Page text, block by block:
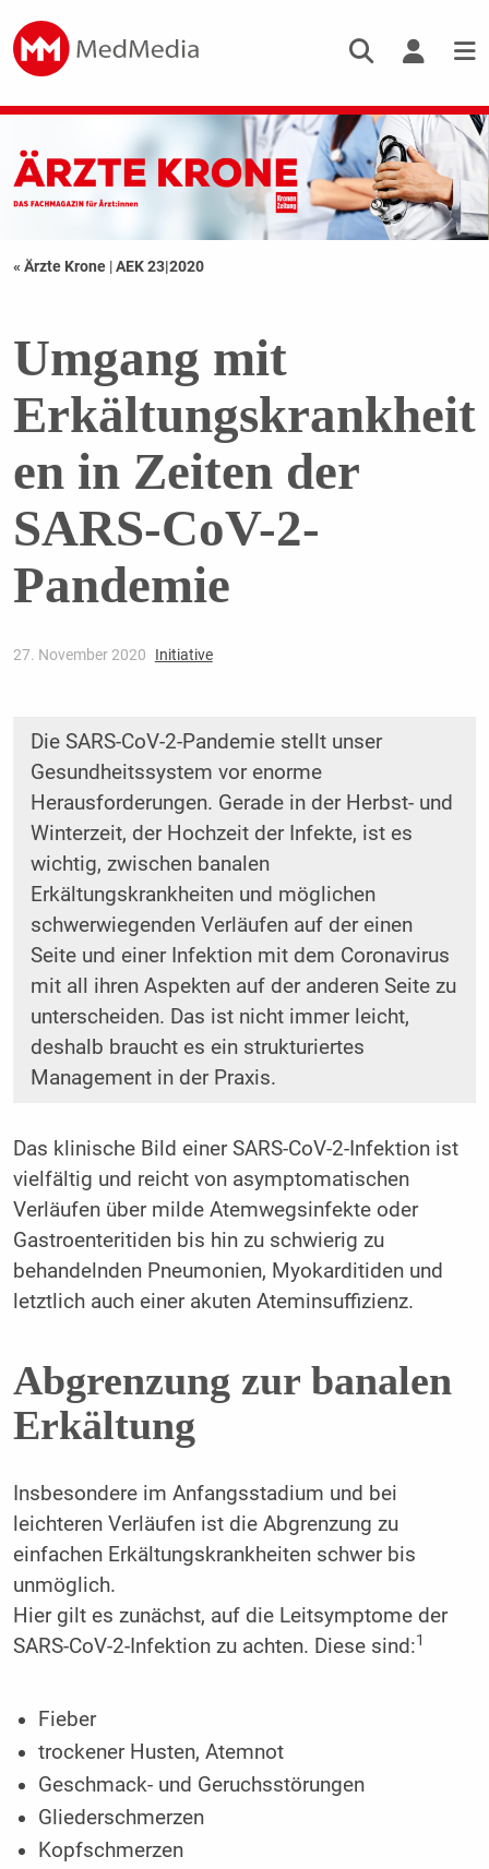
« Ärzte Krone |AEK 23|2020
Umgang mit
Erkältungskrankheit
en in Zeiten der
SARS-CoV-2-
Pandemie
27. November 2020 Initiative
Die SARS-CoV-2-Pandemie stellt unser
Gesundheitssystem vor enorme
Herausforderungen. Gerade in der Herbst- und
Winterzeit, der Hochzeit der Infekte, ist es
wichtig, zwischen banalen
Erkältungskrankheiten und möglichen
schwerwiegenden Verläufen auf der einen
Seite und einer Infektion mit dem Coronavirus
mit all ihren Aspekten auf der anderen Seite zu
unterscheiden. Das ist nicht immer leicht,
deshalb braucht es ein strukturiertes
Management in der Praxis.
Das klinische Bild einer SARS-CoV-2-Infektion ist
vielfältig und reicht von asymptomatischen
Verläufen über milde Atemwegsinfekte oder
Gastroenteritiden bis hin zu schwierig zu
behandelnden Pneumonien, Myokarditiden und
letztlich auch einer akuten Ateminsuffizienz.
Abgrenzung zur banalen
Erkältung
Insbesondere im Anfangsstadium und bei
leichteren Verläufen ist die Abgrenzung zu
einfachen Erkältungskrankheiten schwer bis
unmöglich.
Hier gilt es zunächst, auf die Leitsymptome der
SARS-CoV-2-Infektion zu achten. Diese sind:1
Fieber
trockener Husten, Atemnot
Geschmack- und Geruchsstörungen
Gliederschmerzen
Kopfschmerzen